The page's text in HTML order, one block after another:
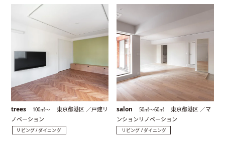
trees 100㎡〜
東京都港区 ／戸建リ
ノベーション
リビング / ダイニング
salon 50㎡〜60㎡
東京都港区 ／マ
ンションリノベーション
リビング / ダイニング